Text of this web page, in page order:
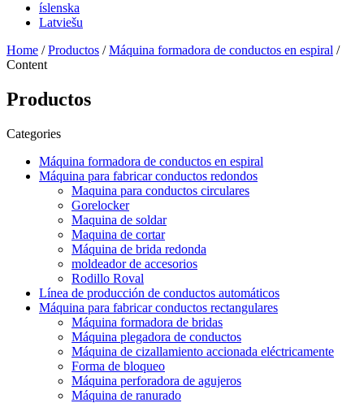
íslenska
Latviešu
Home /Productos /Máquina formadora de conductos en espiral /
Content
Productos
Categories
Máquina formadora de conductos en espiral
Máquina para fabricar conductos redondos
Maquina para conductos circulares
Gorelocker
Maquina de soldar
Maquina de cortar
Máquina de brida redonda
moldeador de accesorios
Rodillo Roval
Línea de producción de conductos automáticos
Máquina para fabricar conductos rectangulares
Máquina formadora de bridas
Máquina plegadora de conductos
Máquina de cizallamiento accionada eléctricamente
Forma de bloqueo
Máquina perforadora de agujeros
Máquina de ranurado